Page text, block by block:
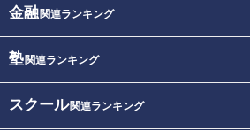
金融関連ランキング
塾関連ランキング
スクール関連ランキング